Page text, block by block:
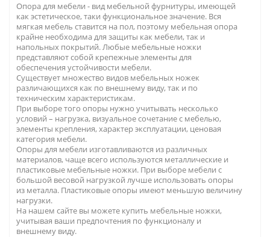
Опора для мебели - вид мебельной фурнитуры, имеющей
как эстетическое, таки функциональное значение. Вся
мягкая мебель ставится на пол, поэтому мебельная опора
крайне необходима для защиты как мебели, так и
напольных покрытий. Любые мебельные ножки
представляют собой крепежные элементы для
обеспечения устойчивости мебели.
Существует множество видов мебельных ножек
различающихся как по внешнему виду, так и по
техническим характеристикам.
При выборе того опоры нужно учитывать несколько
условий – нагрузка, визуальное сочетание с мебелью,
элементы крепления, характер эксплуатации, ценовая
категория мебели.
Опоры для мебели изготавливаются из различных
материалов, чаще всего используются металлические и
пластиковые мебельные ножки. При выборе мебели с
большой весовой нагрузкой лучше использовать опоры
из металла. Пластиковые опоры имеют меньшую величину
нагрузки.
На нашем сайте вы можете купить мебельные ножки,
учитывая ваши предпочтения по функционалу и
внешнему виду.